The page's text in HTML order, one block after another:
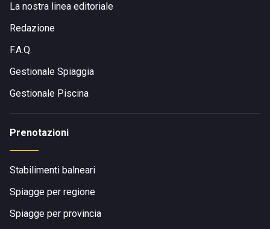
La nostra linea editoriale
Redazione
F.A.Q.
Gestionale Spiaggia
Gestionale Piscina
Prenotazioni
Stabilimenti balneari
Spiagge per regione
Spiagge per provincia